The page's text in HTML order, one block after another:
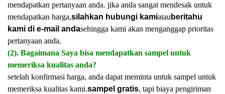
mendapatkan pertanyaan anda. jika anda sangat mendesak untuk
mendapatkan harga,silahkan hubungi kamiatau beritahu
kami di e-mail andasehingga kami akan menganggap prioritas
pertanyaan anda.
(2). Bagaimana Saya bisa mendapatkan sampel untuk
memeriksa kualitas anda?
setelah konfirmasi harga, anda dapat meminta untuk sampel untuk
memeriksa kualitas kami.sampel gratis, tapi biaya pengiriman